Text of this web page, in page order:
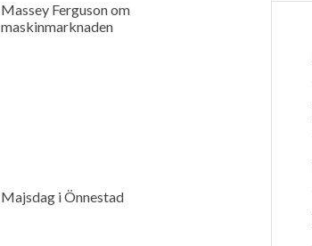
Massey Ferguson om
maskinmarknaden
Majsdag i Önnestad